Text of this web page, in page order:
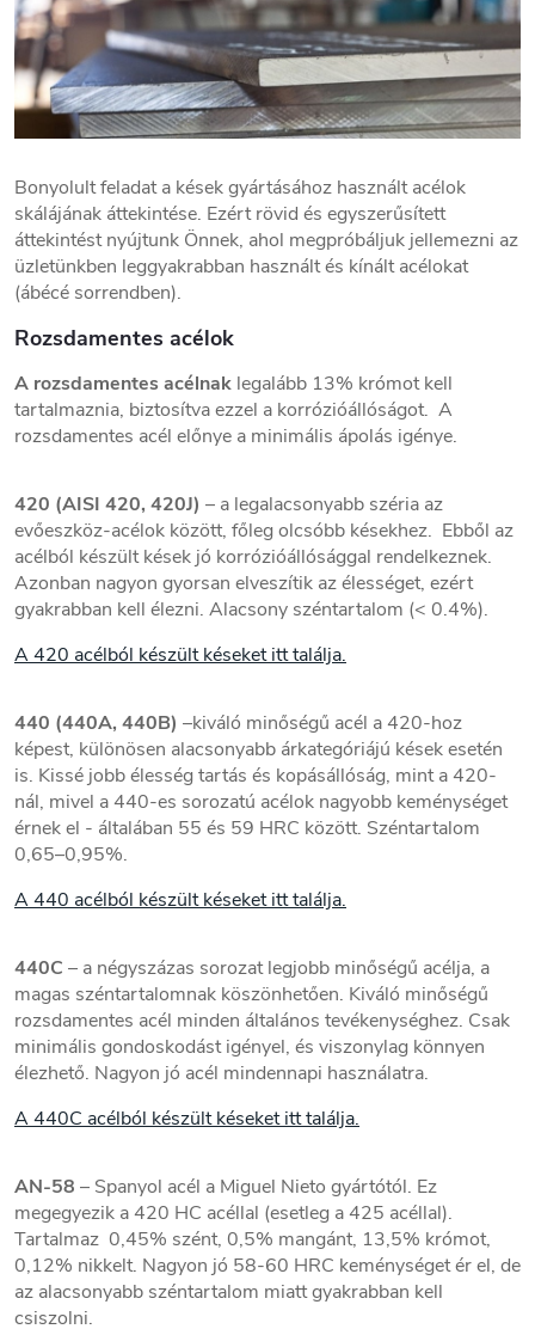
Bonyolult feladat a kések gyártásához használt acélok
skálájának áttekintése. Ezért rövid és egyszerűsített
áttekintést nyújtunk Önnek, ahol megpróbáljuk jellemezni az
üzletünkben leggyakrabban használt és kínált acélokat
(ábécé sorrendben).
Rozsdamentes acélok
A rozsdamentes acélnak legalább 13% krómot kell
tartalmaznia, biztosítva ezzel a korrózióállóságot. A
rozsdamentes acél előnye a minimális ápolás igénye.
420 (AISI 420, 420J) – a legalacsonyabb széria az
evőeszköz-acélok között, főleg olcsóbb késekhez. Ebből az
acélból készült kések jó korrózióállósággal rendelkeznek.
Azonban nagyon gyorsan elveszítik az élességet, ezért
gyakrabban kell élezni. Alacsony széntartalom (< 0.4%).
A 420 acélból készült késeket itt találja.
440 (440A, 440B) –kiváló minőségű acél a 420-hoz
képest, különösen alacsonyabb árkategóriájú kések esetén
is. Kissé jobb élesség tartás és kopásállóság, mint a 420-
nál, mivel a 440-es sorozatú acélok nagyobb keménységet
érnek el - általában 55 és 59 HRC között. Széntartalom
0,65–0,95%.
A 440 acélból készült késeket itt találja.
440C – a négyszázas sorozat legjobb minőségű acélja, a
magas széntartalomnak köszönhetően. Kiváló minőségű
rozsdamentes acél minden általános tevékenységhez. Csak
minimális gondoskodást igényel, és viszonylag könnyen
élezhető. Nagyon jó acél mindennapi használatra.
A 440C acélból készült késeket itt találja.
AN-58 – Spanyol acél a Miguel Nieto gyártótól. Ez
megegyezik a 420 HC acéllal (esetleg a 425 acéllal).
Tartalmaz 0,45% szént, 0,5% mangánt, 13,5% krómot,
0,12% nikkelt. Nagyon jó 58-60 HRC keménységet ér el, de
az alacsonyabb széntartalom miatt gyakrabban kell
csiszolni.